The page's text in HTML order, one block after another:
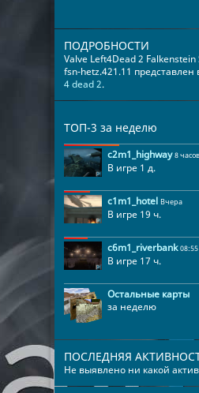
ПОДРОБНОСТИ
Valve Left4Dead 2
fsn-hetz.421.11 представлен
4 dead 2.
ТОП-3 за неделю
c2m1_highway 8
В игре 1 д.
c1m1_hotel Вчера
В игре 19 ч.
c6m1_riverbank
В игре 17 ч.
Остальные карты
за неделю
ПОСЛЕДНЯЯ
Не выявлено ни какой